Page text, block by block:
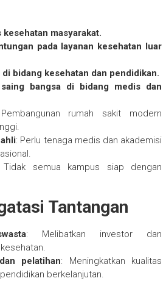
masyarakat.
pada layanan kesehatan luar
bidang kesehatan dan pendidikan.
bangsa di bidang medis dan
rumah sakit modern
: Perlu tenaga medis dan akademisi
semua kampus siap dengan
Tantangan
: Melibatkan investor dan
pelatihan: Meningkatkan kualitas
berkelanjutan.